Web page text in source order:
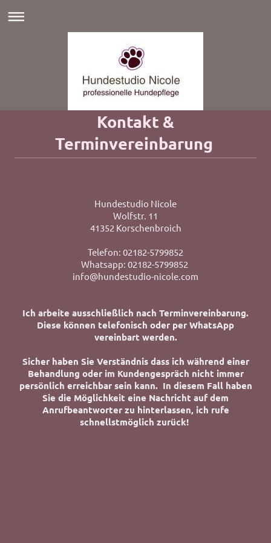
Kontakt &
Terminvereinbarung
Hundestudio Nicole
Wolfstr. 11
41352 Korschenbroich
Telefon: 02182-5799852
Whatsapp: 02182-5799852
info@hundestudio-nicole.com
Ich arbeite ausschließlich nach Terminvereinbarung.
Diese können telefonisch oder per WhatsApp
vereinbart werden.
Sicher haben Sie Verständnis dass ich während einer
Behandlung oder im Kundengespräch nicht immer
persönlich erreichbar sein kann. In diesem Fall haben
Sie die Möglichkeit eine Nachricht auf dem
Anrufbeantworter zu hinterlassen, ich rufe
schnellstmöglich zurück!